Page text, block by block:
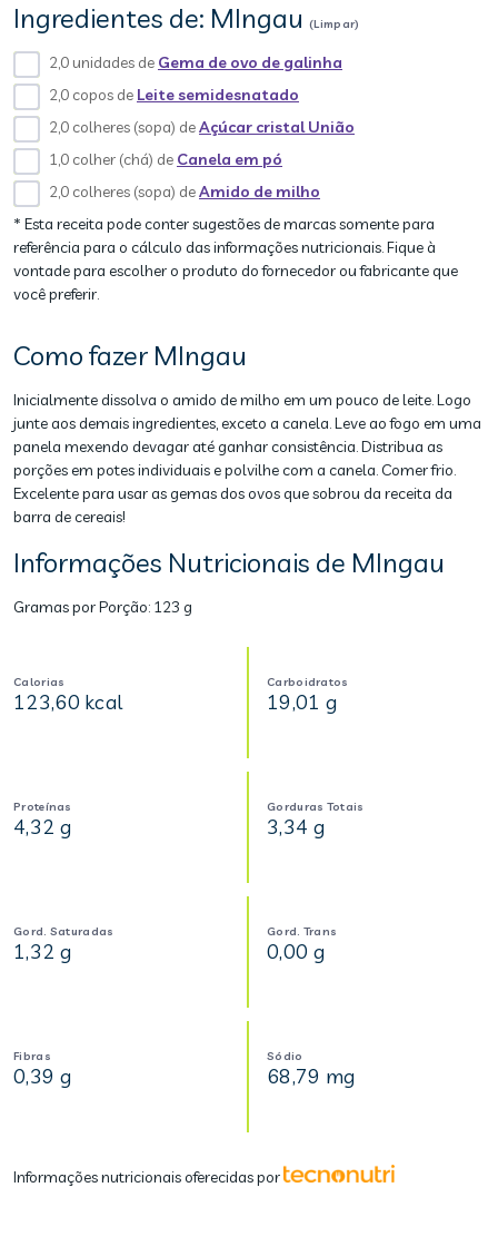
Ingredientes de: MIngau (Limpar)
2,0 unidades de Gema de ovo de galinha
2,0 copos de Leite semidesnatado
2,0 colheres (sopa) deAçúcar cristal União
1,0 colher (chá) de Canela em pó
2,0 colheres (sopa) deAmido de milho
* Esta receita pode conter sugestões de marcas somente para
referência para o cálculo das informações nutricionais. Fique à
vontade para escolher o produto do fornecedor ou fabricante que
você preferir.
Como fazer MIngau
Inicialmente dissolva o amido de milho em um pouco de leite. Logo
junte aos demais ingredientes, exceto a canela. Leve ao fogo em uma
panela mexendo devagar até ganhar consistência. Distribua as
porções em potes individuais e polvilhe com a canela. Comer frio.
Excelente para usar as gemas dos ovos que sobrou da receita da
barra de cereais!
Informações Nutricionais de MIngau
Gramas por Porção: 123 g
Calorias
123,60 kcal
Carboidratos
19,01 g
Proteínas
4,32 g
Gorduras Totais
3,34 g
Gord. Saturadas
1,32 g
Gord. Trans
0,00 g
Fibras
0,39 g
Sódio
68,79 mg
Informações nutricionais oferecidas por